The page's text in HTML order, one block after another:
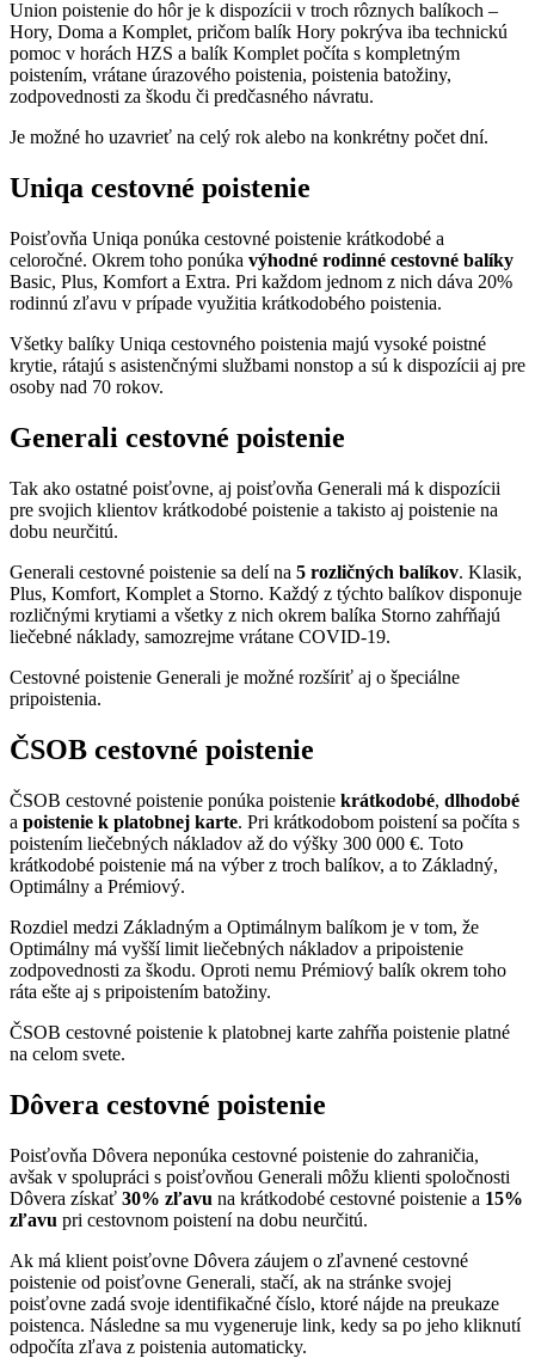
Union poistenie do hôr je k dispozícii v troch rôznych balíkoch –
Hory, Doma a Komplet, pričom balík Hory pokrýva iba technickú
pomoc v horách HZS a balík Komplet počíta s kompletným
poistením, vrátane úrazového poistenia, poistenia batožiny,
zodpovednosti za škodu či predčasného návratu.
Je možné ho uzavrieť na celý rok alebo na konkrétny počet dní.
Uniqa cestovné poistenie
Poisťovňa Uniqa ponúka cestovné poistenie krátkodobé a
celoročné. Okrem toho ponúka výhodné rodinné cestovné balíky
Basic, Plus, Komfort a Extra. Pri každom jednom z nich dáva 20%
rodinnú zľavu v prípade využitia krátkodobého poistenia.
Všetky balíky Uniqa cestovného poistenia majú vysoké poistné
krytie, rátajú s asistenčnými službami nonstop a sú k dispozícii aj pre
osoby nad 70 rokov.
Generali cestovné poistenie
Tak ako ostatné poisťovne, aj poisťovňa Generali má k dispozícii
pre svojich klientov krátkodobé poistenie a takisto aj poistenie na
dobu neurčitú.
Generali cestovné poistenie sa delí na 5 rozličných balíkov. Klasik,
Plus, Komfort, Komplet a Storno. Každý z týchto balíkov disponuje
rozličnými krytiami a všetky z nich okrem balíka Storno zahŕňajú
liečebné náklady, samozrejme vrátane COVID-19.
Cestovné poistenie Generali je možné rozšíriť aj o špeciálne
pripoistenia.
ČSOB cestovné poistenie
ČSOB cestovné poistenie ponúka poistenie krátkodobé, dlhodobé
a poistenie k platobnej karte. Pri krátkodobom poistení sa počíta s
poistením liečebných nákladov až do výšky 300 000 €. Toto
krátkodobé poistenie má na výber z troch balíkov, a to Základný,
Optimálny a Prémiový.
Rozdiel medzi Základným a Optimálnym balíkom je v tom, že
Optimálny má vyšší limit liečebných nákladov a pripoistenie
zodpovednosti za škodu. Oproti nemu Prémiový balík okrem toho
ráta ešte aj s pripoistením batožiny.
ČSOB cestovné poistenie k platobnej karte zahŕňa poistenie platné
na celom svete.
Dôvera cestovné poistenie
Poisťovňa Dôvera neponúka cestovné poistenie do zahraničia,
avšak v spolupráci s poisťovňou Generali môžu klienti spoločnosti
Dôvera získať 30% zľavu na krátkodobé cestovné poistenie a 15%
zľavu pri cestovnom poistení na dobu neurčitú.
Ak má klient poisťovne Dôvera záujem o zľavnené cestovné
poistenie od poisťovne Generali, stačí, ak na stránke svojej
poisťovne zadá svoje identifikačné číslo, ktoré nájde na preukaze
poistenca. Následne sa mu vygeneruje link, kedy sa po jeho kliknutí
odpočíta zľava z poistenia automaticky.